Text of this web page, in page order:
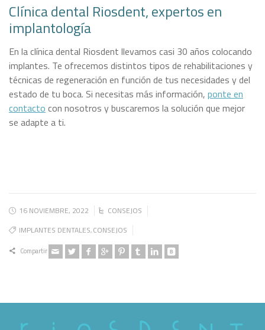
Clínica dental Riosdent, expertos en
implantología
En la clínica dental Riosdent llevamos casi 30 años colocando
implantes. Te ofrecemos distintos tipos de rehabilitaciones y
técnicas de regeneración en función de tus necesidades y del
estado de tu boca. Si necesitas más información, ponte en
contacto con nosotros y buscaremos la solución que mejor
se adapte a ti.
16 NOVIEMBRE, 2022
CONSEJOS
IMPLANTES DENTALES,CONSEJOS
Compartir